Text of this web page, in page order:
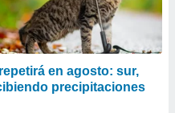
en agosto: sur,
precipitaciones